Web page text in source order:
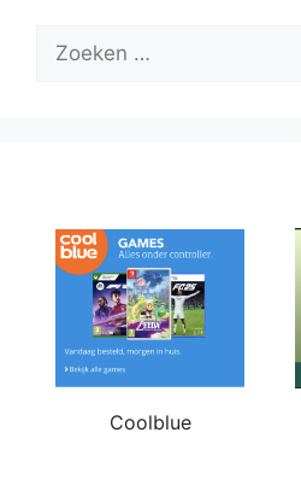
naar:
Coolblue